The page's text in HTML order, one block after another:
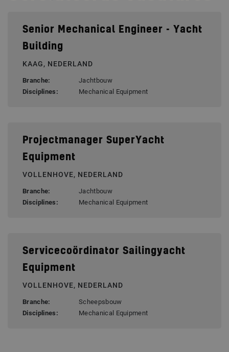
Senior Mechanical Engineer - Yacht
Building
KAAG, NEDERLAND
Branche:
Jachtbouw
Disciplines:
Mechanical Equipment
Projectmanager SuperYacht
Equipment
VOLLENHOVE, NEDERLAND
Branche:
Jachtbouw
Disciplines:
Mechanical Equipment
Servicecoördinator Sailingyacht
Equipment
VOLLENHOVE, NEDERLAND
Branche:
Scheepsbouw
Disciplines:
Mechanical Equipment